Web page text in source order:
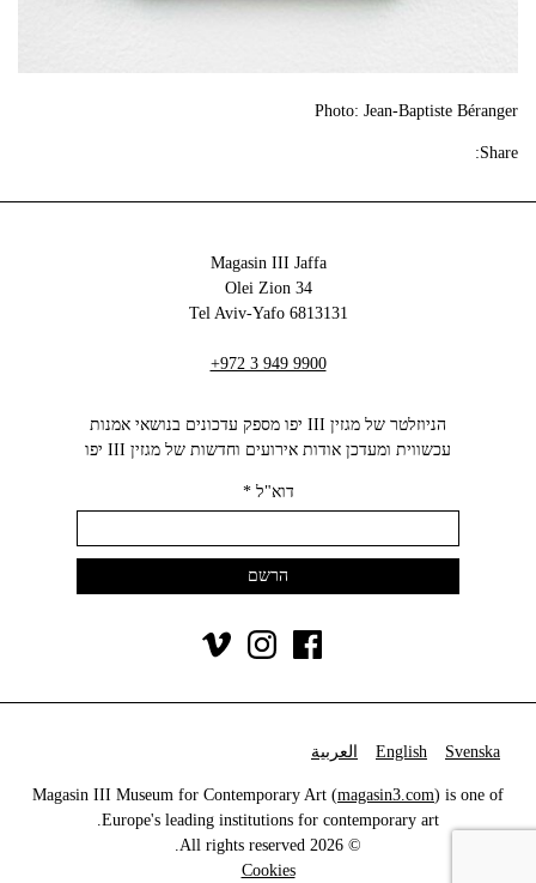
Photo: Jean-Baptiste Béranger
Share:
Magasin III Jaffa
34 Olei Zion
6813131 Tel Aviv-Yafo
+972 3 949 9900
הניוזלטר של מגזין III יפו מספק עדכונים בנושאי אמנות
עכשווית ומעדכן אודות אירועים וחדשות של מגזין III יפו‬
דוא"ל*
Svenska
English العربية
Magasin III Museum for Contemporary Art (magasin3.com) is one of
Europe's leading institutions for contemporary art.
© 2026 All rights reserved.
Cookies